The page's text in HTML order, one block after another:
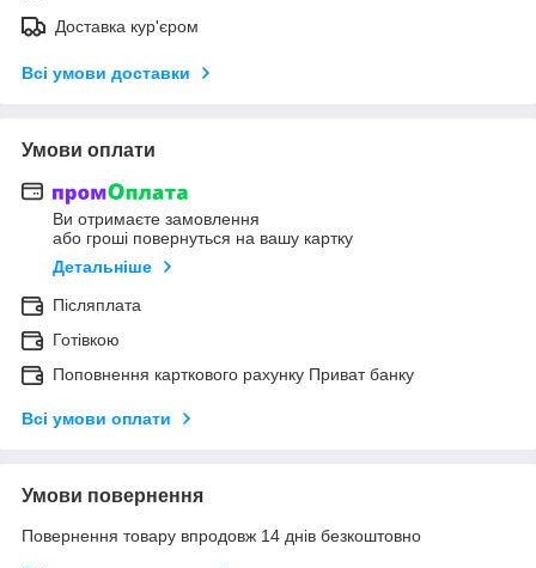
Доставка кур'єром
Всі умови доставки
Умови оплати
Ви отримаєте замовлення
або гроші повернуться на вашу картку
Детальніше
Післяплата
Готівкою
Поповнення карткового рахунку Приват банку
Всі умови оплати
Умови повернення
Повернення товару впродовж 14 днів безкоштовно